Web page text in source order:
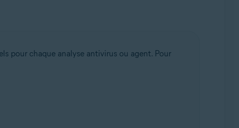
pour chaque analyse antivirus ou agent. Pour